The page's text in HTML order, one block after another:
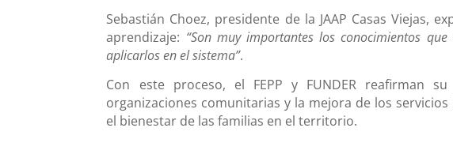
Sebastián Choez, presidente de la JAAP Casas Viejas,
aprendizaje: “Son muy importantes los conocimientos
aplicarlos en el sistema”.
Con este proceso, el FEPP y FUNDER reafirman
organizaciones comunitarias y la mejora de los
el bienestar de las familias en el territorio.